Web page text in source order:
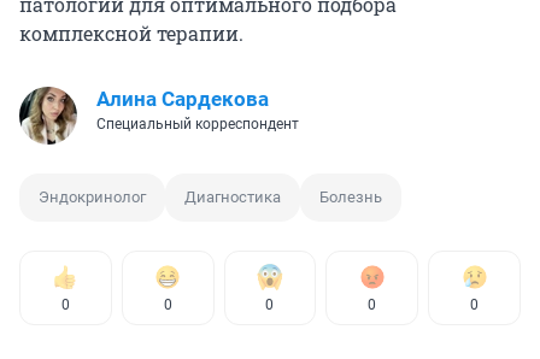
комплексной терапии.
Алина Сардекова
Специальный корреспондент
Эндокринолог Диагностика Болезнь
0 0 0 0 0